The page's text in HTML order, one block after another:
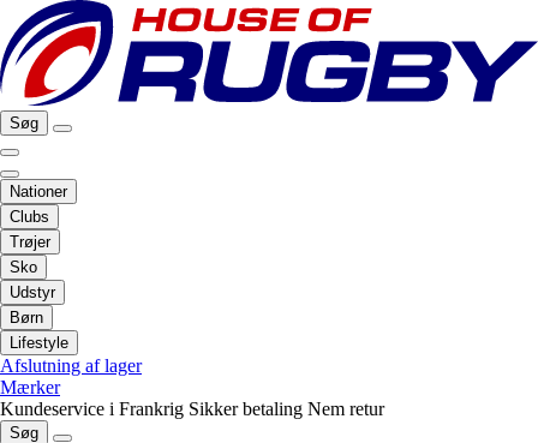
Søg
Nationer
Clubs
Trøjer
Sko
Udstyr
Børn
Lifestyle
Afslutning af lager
Mærker
Kundeservice i Frankrig Sikker betaling Nem retur
Søg